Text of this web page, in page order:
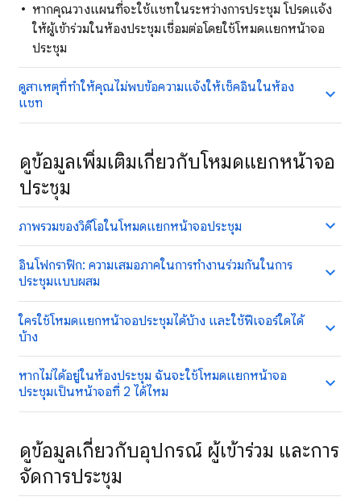
หากคุณวางแผนที่จะใช้แชทในระหว่างการประชุม โปรดแจ้ง
ให้ผู้เข้าร่วมในห้องประชุมเชื่อมต่อโดยใช้โหมดแยกหน้าจอ
ประชุม
ดูสาเหตุที่ทำให้คุณไม่พบข้อความแจ้งให้เช็คอินในห้อง
แชท
ดูข้อมูลเพิ่มเติมเกี่ยวกับโหมดแยกหน้าจอ
ประชุม
ภาพรวมของวิดีโอในโหมดแยกหน้าจอประชุม
อินโฟกราฟิก: ความเสมอภาคในการทํางานร่วมกันในการ
ประชุมแบบผสม
ใครใช้โหมดแยกหน้าจอประชุมได้บ้าง และใช้ฟีเจอร์ใดได้
บ้าง
หากไม่ได้อยู่ในห้องประชุม ฉันจะใช้โหมดแยกหน้าจอ
ประชุมเป็นหน้าจอที่ 2 ได้ไหม
ดูข้อมูลเกี่ยวกับอุปกรณ์ ผู้เข้าร่วม และการ
จัดการประชุม